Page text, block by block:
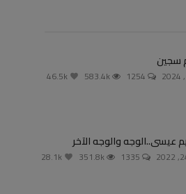
سجين
1254
583.4k
عيسى..الوجه والوجه الآخر
1335
351.8k